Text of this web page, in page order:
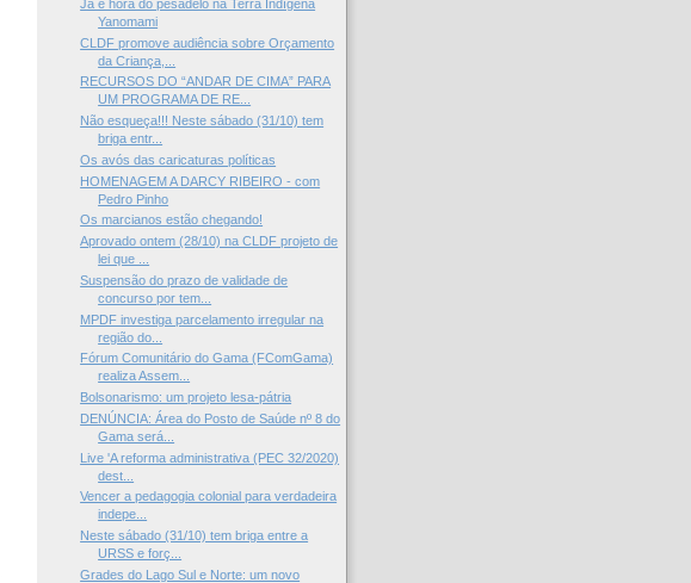
Já é hora do pesadelo na Terra Indígena
Yanomami
CLDF promove audiência sobre Orçamento
da Criança,...
RECURSOS DO “ANDAR DE CIMA” PARA
UM PROGRAMA DE RE...
Não esqueça!!! Neste sábado (31/10) tem
briga entr...
Os avós das caricaturas políticas
HOMENAGEM A DARCY RIBEIRO - com
Pedro Pinho
Os marcianos estão chegando!
Aprovado ontem (28/10) na CLDF projeto de
lei que ...
Suspensão do prazo de validade de
concurso por tem...
MPDF investiga parcelamento irregular na
região do...
Fórum Comunitário do Gama (FComGama)
realiza Assem...
Bolsonarismo: um projeto lesa-pátria
DENÚNCIA: Área do Posto de Saúde nº 8 do
Gama será...
Live 'A reforma administrativa (PEC 32/2020)
dest...
Vencer a pedagogia colonial para verdadeira
indepe...
Neste sábado (31/10) tem briga entre a
URSS e forç...
Grades do Lago Sul e Norte: um novo